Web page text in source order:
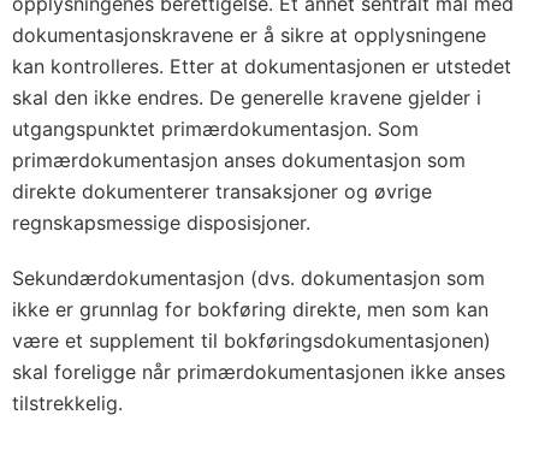
dokumentasjonskravene er å sikre at opplysningene
kan kontrolleres. Etter at dokumentasjonen er utstedet
skal den ikke endres. De generelle kravene gjelder i
utgangspunktet primærdokumentasjon. Som
primærdokumentasjon anses dokumentasjon som
direkte dokumenterer transaksjoner og øvrige
regnskapsmessige disposisjoner.
Sekundærdokumentasjon (dvs. dokumentasjon som
ikke er grunnlag for bokføring direkte, men som kan
være et supplement til bokføringsdokumentasjonen)
skal foreligge når primærdokumentasjonen ikke anses
tilstrekkelig.